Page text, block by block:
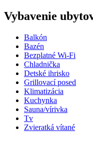
Vybavenie
Balkón
Bazén
Bezplatné Wi-Fi
Chladnička
Detské ihrisko
Grillovací posed
Klimatizácia
Kuchynka
Sauna/vírivka
Tv
Zvieratká vítané